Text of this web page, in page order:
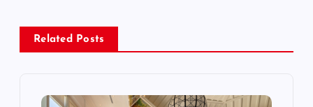
Related Posts